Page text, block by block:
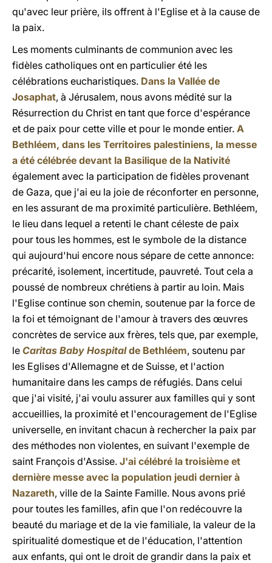
qu'avec leur prière, ils offrent à l'Eglise et à la cause de
la paix.
Les moments culminants de communion avec les
fidèles catholiques ont en particulier été les
célébrations eucharistiques. Dans la Vallée de
Josaphat, à Jérusalem, nous avons médité sur la
Résurrection du Christ en tant que force d'espérance
et de paix pour cette ville et pour le monde entier. A
Bethléem, dans les Territoires palestiniens, la messe
a été célébrée devant la Basilique de la Nativité
également avec la participation de fidèles provenant
de Gaza, que j'ai eu la joie de réconforter en personne,
en les assurant de ma proximité particulière. Bethléem,
le lieu dans lequel a retenti le chant céleste de paix
pour tous les hommes, est le symbole de la distance
qui aujourd'hui encore nous sépare de cette annonce:
précarité, isolement, incertitude, pauvreté. Tout cela a
poussé de nombreux chrétiens à partir au loin. Mais
l'Eglise continue son chemin, soutenue par la force de
la foi et témoignant de l'amour à travers des œuvres
concrètes de service aux frères, tels que, par exemple,
le Caritas Baby Hospitalde Bethléem, soutenu par
les Eglises d'Allemagne et de Suisse, et l'action
humanitaire dans les camps de réfugiés. Dans celui
que j'ai visité, j'ai voulu assurer aux familles qui y sont
accueillies, la proximité et l'encouragement de l'Eglise
universelle, en invitant chacun à rechercher la paix par
des méthodes non violentes, en suivant l'exemple de
saint François d'Assise. J'ai célébré la troisième et
dernière messe avec la population jeudi dernier à
Nazareth, ville de la Sainte Famille. Nous avons prié
pour toutes les familles, afin que l'on redécouvre la
beauté du mariage et de la vie familiale, la valeur de la
spiritualité domestique et de l'éducation, l'attention
aux enfants, qui ont le droit de grandir dans la paix et